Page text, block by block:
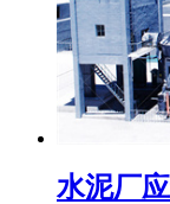
水泥厂